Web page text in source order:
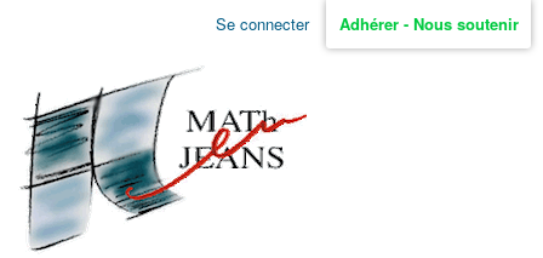
Aller
non
identifié
Se connecter Adhérer - Nous soutenir